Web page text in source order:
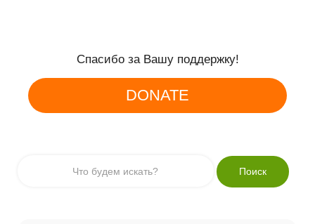
Спасибо за Вашу поддержку!
DONATE